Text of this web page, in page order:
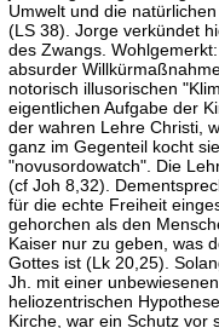
Umwelt und die
(LS 38). Jorge verkündet
des Zwangs.
absurder
notorisch illusorischen
eigentlichen Aufgabe der
der wahren Lehre Christi,
ganz im Gegenteil kocht
"novusordowatch". Die
(cf Joh 8,32).
für die echte Freiheit
gehorchen als den
Kaiser nur zu geben, was
Gottes ist (Lk 20,25).
Jh. mit einer
heliozentrischen
Kirche, war ein Schutz vor